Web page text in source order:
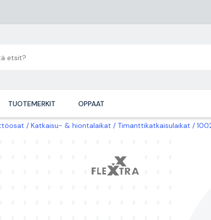
TUOTEMERKIT OPPAAT
Katkaisu- & hiontalaikat Timanttikatkaisulaikat